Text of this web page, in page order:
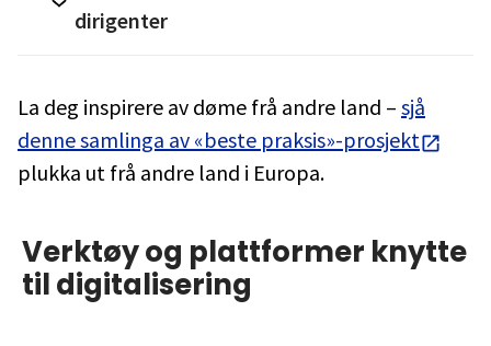
dirigenter
La deg inspirere av døme frå andre land – sjå
denne samlinga av «beste praksis»-prosjekt
plukka ut frå andre land i Europa.
Verktøy og plattformer knytte
til digitalisering